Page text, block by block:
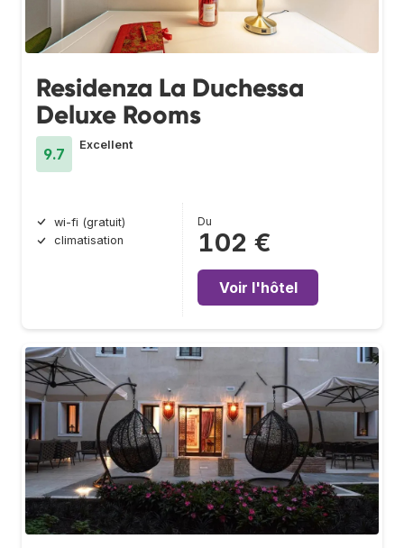
Residenza La Duchessa
Deluxe Rooms
9.7
Excellent
wi-fi (gratuit)
climatisation
Du
102 €
Voir l'hôtel